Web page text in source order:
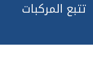
تتبع المركبات